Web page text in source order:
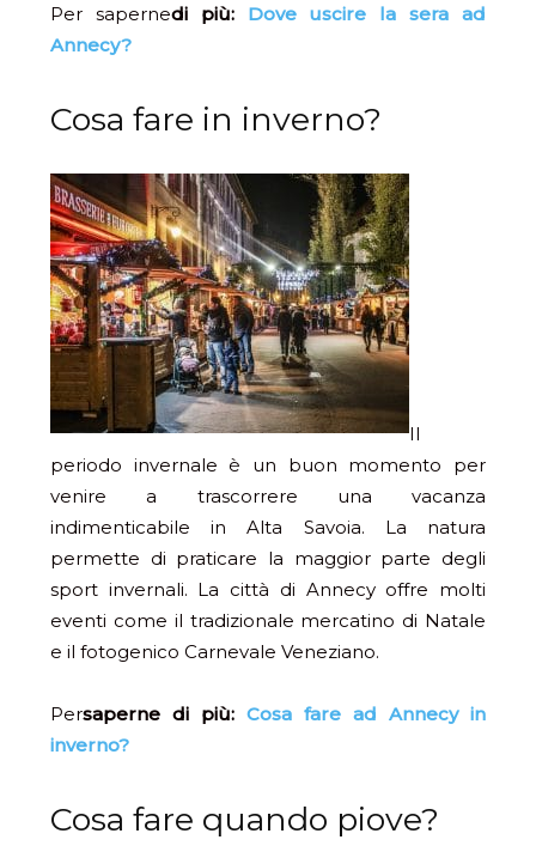
Per sapernedi più: Dove uscire la sera ad
Annecy?
Cosa fare in inverno?
Il
periodo invernale è un buon momento per
venire a trascorrere una vacanza
indimenticabile in Alta Savoia. La natura
permette di praticare la maggior parte degli
sport invernali. La città di Annecy offre molti
eventi come il tradizionale mercatino di Natale
e il fotogenico Carnevale Veneziano.
Persaperne di più: Cosa fare ad Annecy in
inverno?
Cosa fare quando piove?